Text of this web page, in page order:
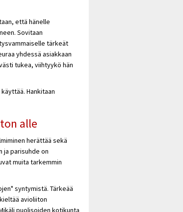
että hänelle
Sovitaan
tärkeät
yhdessä asiakkaan
tukea, viihtyykö hän
Hankitaan
alle
herättää sekä
ja parisuhde on
muita tarkemmin
syntymistä. Tärkeää
avioliiton
puolisoiden kotikunta